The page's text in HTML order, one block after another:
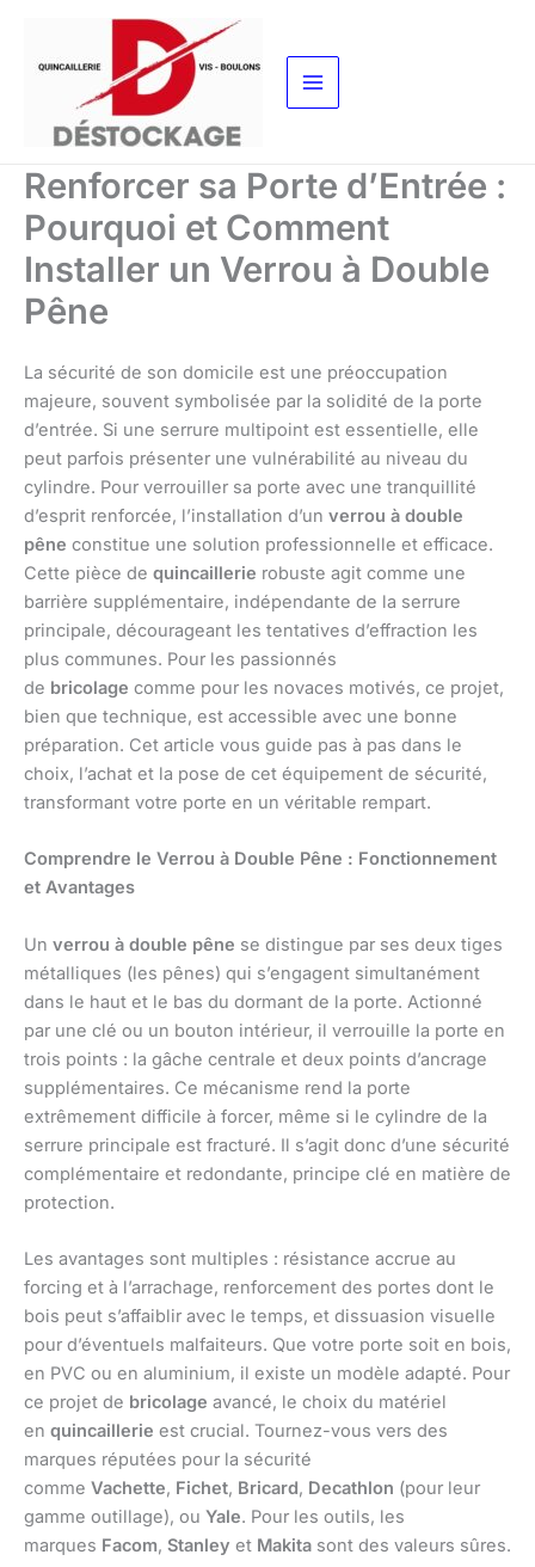
contenu
Renforcer sa Porte d’Entrée :
Pourquoi et Comment
Installer un Verrou à Double
Pêne
La sécurité de son domicile est une préoccupation
majeure, souvent symbolisée par la solidité de la porte
d’entrée. Si une serrure multipoint est essentielle, elle
peut parfois présenter une vulnérabilité au niveau du
cylindre. Pour verrouiller sa porte avec une tranquillité
d’esprit renforcée, l’installation d’un verrou à double
pêne constitue une solution professionnelle et efficace.
Cette pièce de quincaillerie robuste agit comme une
barrière supplémentaire, indépendante de la serrure
principale, décourageant les tentatives d’effraction les
plus communes. Pour les passionnés
de bricolage comme pour les novaces motivés, ce projet,
bien que technique, est accessible avec une bonne
préparation. Cet article vous guide pas à pas dans le
choix, l’achat et la pose de cet équipement de sécurité,
transformant votre porte en un véritable rempart.
Comprendre le Verrou à Double Pêne : Fonctionnement
et Avantages
Un verrou à double pêne se distingue par ses deux tiges
métalliques (les pênes) qui s’engagent simultanément
dans le haut et le bas du dormant de la porte. Actionné
par une clé ou un bouton intérieur, il verrouille la porte en
trois points : la gâche centrale et deux points d’ancrage
supplémentaires. Ce mécanisme rend la porte
extrêmement difficile à forcer, même si le cylindre de la
serrure principale est fracturé. Il s’agit donc d’une sécurité
complémentaire et redondante, principe clé en matière de
protection.
Les avantages sont multiples : résistance accrue au
forcing et à l’arrachage, renforcement des portes dont le
bois peut s’affaiblir avec le temps, et dissuasion visuelle
pour d’éventuels malfaiteurs. Que votre porte soit en bois,
en PVC ou en aluminium, il existe un modèle adapté. Pour
ce projet de bricolage avancé, le choix du matériel
en quincaillerie est crucial. Tournez-vous vers des
marques réputées pour la sécurité
comme Vachette, Fichet, Bricard, Decathlon (pour leur
gamme outillage), ou Yale. Pour les outils, les
marques Facom, Stanley et Makita sont des valeurs sûres.